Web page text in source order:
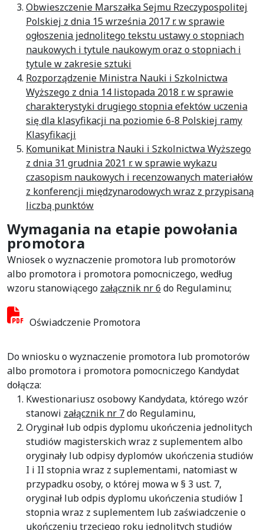
Obwieszczenie Marszałka Sejmu Rzeczypospolitej
Polskiej z dnia 15 września 2017 r. w sprawie
ogłoszenia jednolitego tekstu ustawy o stopniach
naukowych i tytule naukowym oraz o stopniach i
tytule w zakresie sztuki
Rozporządzenie Ministra Nauki i Szkolnictwa
Wyższego z dnia 14 listopada 2018 r. w sprawie
charakterystyki drugiego stopnia efektów uczenia
się dla klasyfikacji na poziomie 6-8 Polskiej ramy
Klasyfikacji
Komunikat Ministra Nauki i Szkolnictwa Wyższego
z dnia 31 grudnia 2021 r. w sprawie wykazu
czasopism naukowych i recenzowanych materiałów
z konferencji międzynarodowych wraz z przypisaną
liczbą punktów
Wymagania na etapie powołania
promotora
Wniosek o wyznaczenie promotora lub promotorów
albo promotora i promotora pomocniczego, według
wzoru stanowiącego załącznik nr 6 do Regulaminu;
Oświadczenie Promotora
Do wniosku o wyznaczenie promotora lub promotorów
albo promotora i promotora pomocniczego Kandydat
dołącza:
Kwestionariusz osobowy Kandydata, którego wzór
stanowi załącznik nr 7do Regulaminu,
Oryginał lub odpis dyplomu ukończenia jednolitych
studiów magisterskich wraz z suplementem albo
oryginały lub odpisy dyplomów ukończenia studiów
I i II stopnia wraz z suplementami, natomiast w
przypadku osoby, o której mowa w § 3 ust. 7,
oryginał lub odpis dyplomu ukończenia studiów I
stopnia wraz z suplementem lub zaświadczenie o
ukończeniu trzeciego roku jednolitych studiów